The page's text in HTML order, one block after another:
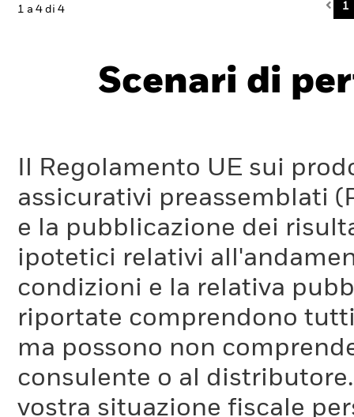
1 a 4 di 4 1
Scenari di
Il Regolamento UE sui
assicurativi preassemblati
e la pubblicazione dei
ipotetici relativi
condizioni e la relativa
riportate comprendono
ma possono non
consulente o al
vostra situazione fiscale